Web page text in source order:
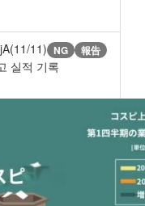
11) NG 報告
실적 기록